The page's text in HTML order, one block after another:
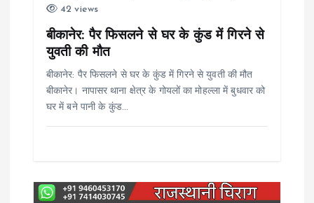
42 views
बीकानेर: पैर फिसलने से घर के कुंड में गिरने से
युवती की मौत
बीकानेर: पैर फिसलने से घर के कुंड में गिरने से युवती की मौत
बीकानेर। नापासर थाना क्षेत्र के गोयलों का मोहल्ला में बुधवार को
घर में बने पानी के कुंड…